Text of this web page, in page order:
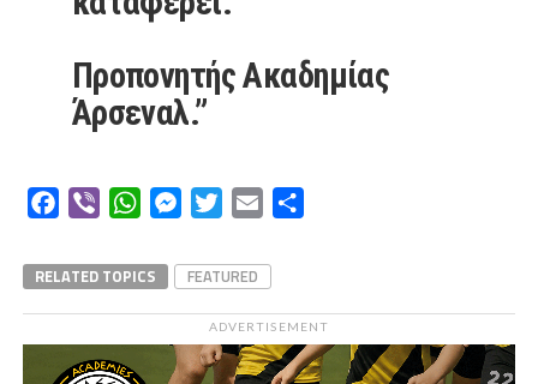
Προπονητής Ακαδημίας
Άρσεναλ.”
Facebook
Viber WhatsAppMessengerTwitterEmail
RELATED TOPICS FEATURED
ADVERTISEMENT